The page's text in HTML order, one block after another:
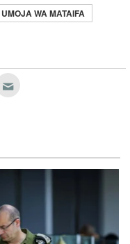
UMOJA WA MATAIFA